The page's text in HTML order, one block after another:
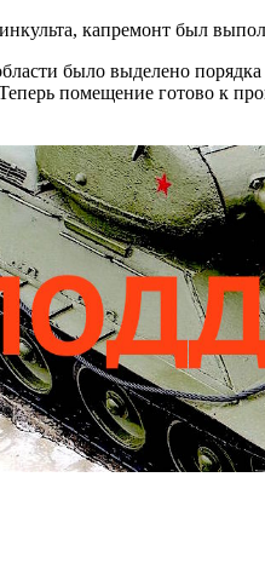
капремонт был
было выделено
помещение готово к